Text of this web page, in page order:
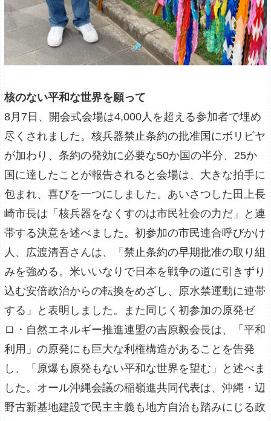
核のない平和な世界を願って
8月7日、開会式会場は4,000人を超える参加者で埋め
尽くされました。核兵器禁止条約の批准国にボリビヤ
が加わり、条約の発効に必要な50か国の半分、25か
国に達したことが報告されると会場は、大きな拍手に
包まれ、喜びを一つにしました。あいさつした田上長
崎市長は「核兵器をなくすのは市民社会の力だ」と連
帯する決意を述べました。初参加の市民連合呼びかけ
人、広渡清吾さんは、「禁止条約の早期批准の取り組
みを強める。米いいなりで日本を戦争の道に引きずり
込む安倍政治からの転換をめざし、原水禁運動に連帯
する」と表明しました。また同じく初参加の原発ゼ
ロ・自然エネルギー推進連盟の吉原毅会長は、「平和
利用」の原発にも巨大な利権構造があることを告発
し、「原爆も原発もない平和な世界を望む」と述べま
した。オール沖縄会議の稲嶺進共同代表は、沖縄・辺
野古新基地建設で民主主義も地方自治も踏みにじる政